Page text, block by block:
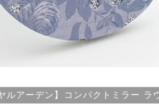
ルアーデン】コンパクトミラー